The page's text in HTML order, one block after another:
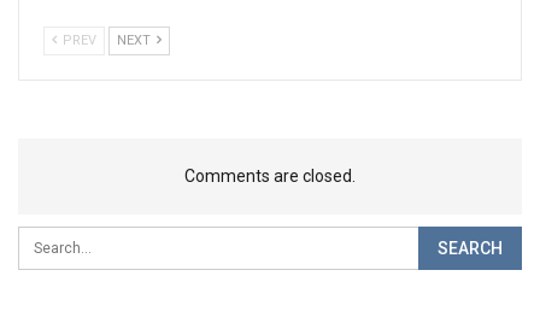
PREV NEXT
Comments are closed.